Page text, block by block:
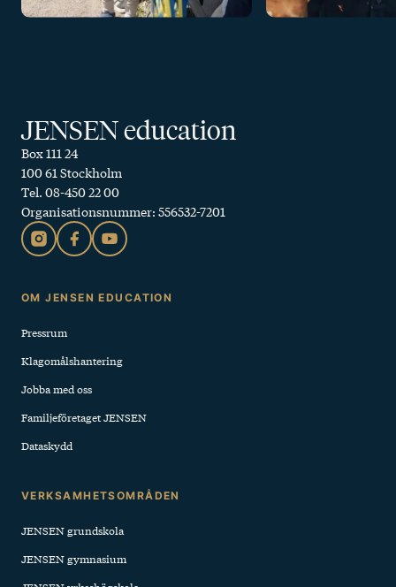
JENSEN education
Box 111 24
100 61 Stockholm
Tel. 08-450 22 00
Organisationsnummer: 556532-7201
Sidfot
OM JENSEN EDUCATION
Pressrum
Klagomålshantering
Jobba med oss
Familjeföretaget JENSEN
Dataskydd
VERKSAMHETSOMRÅDEN
JENSEN grundskola
JENSEN gymnasium